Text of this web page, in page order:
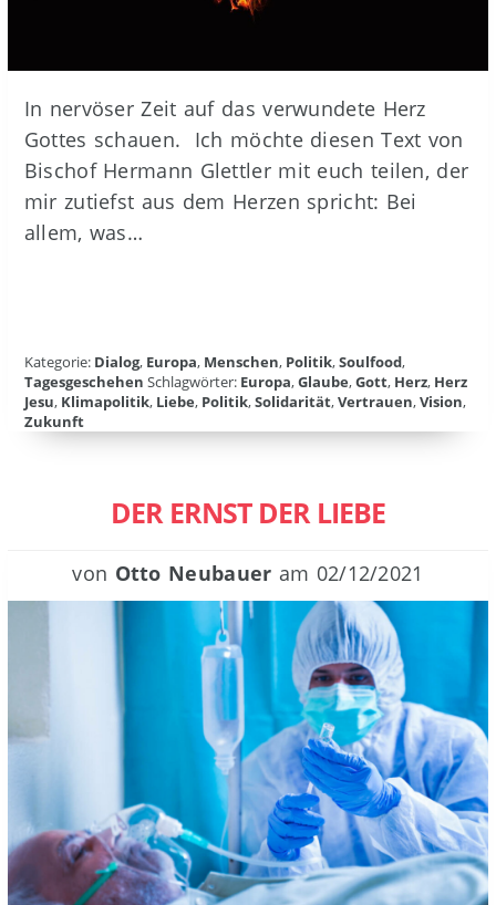
In nervöser Zeit auf das verwundete Herz
Gottes schauen. Ich möchte diesen Text von
Bischof Hermann Glettler mit euch teilen, der
mir zutiefst aus dem Herzen spricht: Bei
allem, was…
Kategorie: Dialog, Europa, Menschen, Politik,Soulfood,
Tagesgeschehen Schlagwörter: Europa,Glaube,Gott, Herz, Herz
Jesu, Klimapolitik, Liebe, Politik,Solidarität,Vertrauen,Vision,
Zukunft
DER ERNST DER LIEBE
von Otto Neubauer am 02/12/2021